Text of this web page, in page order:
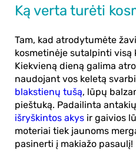
Ką verta turėti
Tam, kad atrodytumėte
kosmetinėje sutalpinti visą
Kiekvieną dieną galima
naudojant vos keletą
blakstienų tušą, lūpų
pieštuką. Padailinta
išryškintos akys ir gaivios
moteriai tiek jaunoms
pasinerti į makiažo pasaulį!